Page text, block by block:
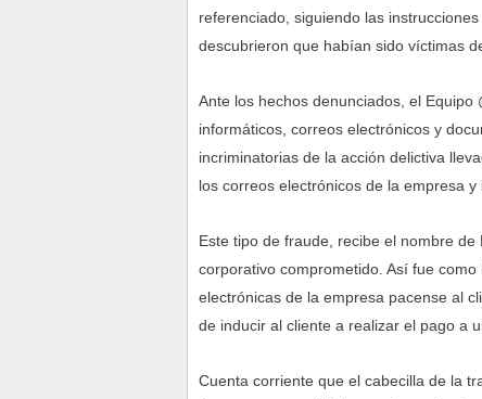
referenciado, siguiendo las
descubrieron que habían sido víctimas
Ante los hechos denunciados, el
informáticos, correos electrónicos y
incriminatorias de la acción delictiva
los correos electrónicos de la empresa
Este tipo de fraude, recibe el nombre
corporativo comprometido. Así fue
electrónicas de la empresa pacense al
de inducir al cliente a realizar el pago a
Cuenta corriente que el cabecilla de la